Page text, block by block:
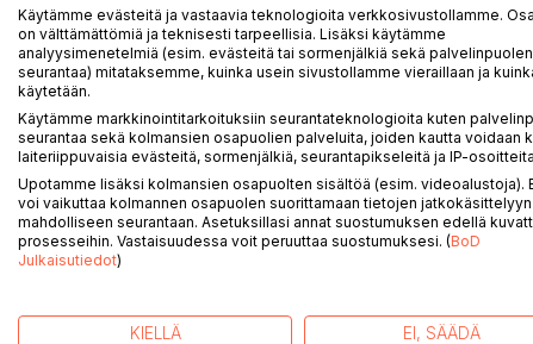
Runokokoelma kivusta, kasvamisesta ja
kyynelistä ja herkkyydestä. Rohkeudesta sekä
Käytämme evästeitä ja vastaavia teknologioita verkkosivustollamme.
on välttämättömiä ja teknisesti tarpeellisia. Lisäksi käytämme
analyysimenetelmiä (esim. evästeitä tai sormenjälkiä sekä palvelinpuolen
seurantaa) mitataksemme, kuinka usein sivustollamme vieraillaan ja
käytetään.
Käytämme markkinointitarkoituksiin seurantateknologioita kuten
seurantaa sekä kolmansien osapuolien palveluita, joiden kautta voidaan
laiteriippuvaisia evästeitä, sormenjälkiä, seurantapikseleitä ja IP-
Upotamme lisäksi kolmansien osapuolten sisältöä (esim. videoalustoja).
voi vaikuttaa kolmannen osapuolen suorittamaan tietojen jatkokäsittelyyn
mahdolliseen seurantaan. Asetuksillasi annat suostumuksen edellä
prosesseihin. Vastaisuudessa voit peruuttaa suostumuksesi. (BoD
Julkaisutiedot)
KIELLÄ EI, SÄÄDÄ